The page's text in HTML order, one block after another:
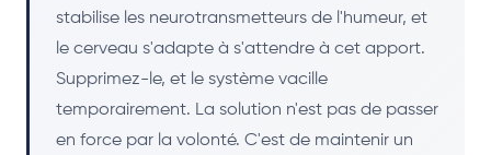
stabilise les neurotransmetteurs de l'humeur, et
le cerveau s'adapte à s'attendre à cet apport.
Supprimez-le, et le système vacille
temporairement. La solution n'est pas de passer
en force par la volonté. C'est de maintenir un